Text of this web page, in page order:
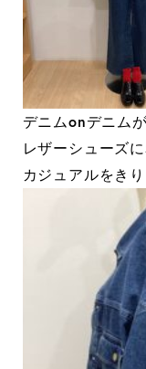
デニムonデニム
レザーシューズ
カジュアルをき